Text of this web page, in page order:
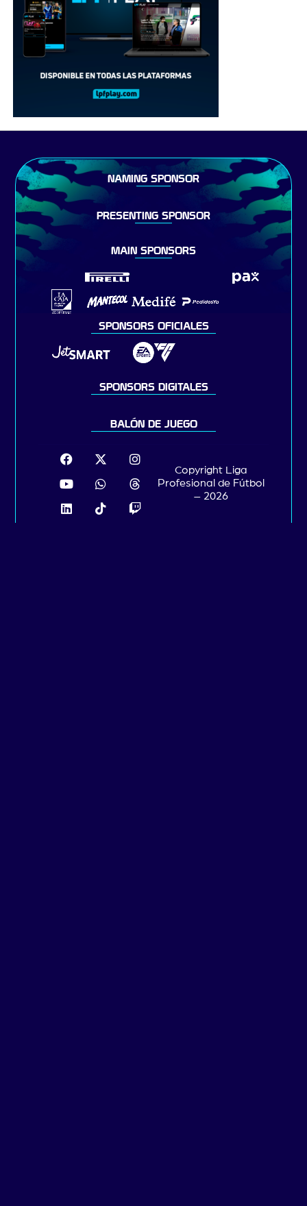
NAMING SPONSOR
PRESENTING SPONSOR
MAIN SPONSORS
SPONSORS OFICIALES
SPONSORS DIGITALES
BALÓN DE JUEGO
Copyright Liga
Profesional de Fútbol
– 2026